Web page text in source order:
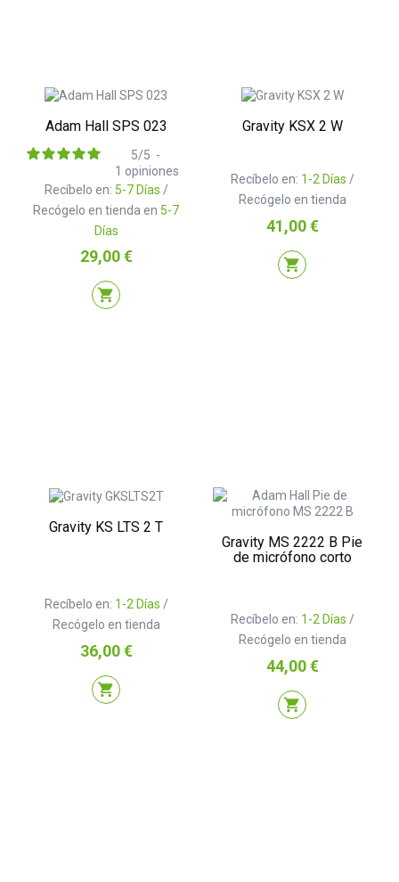
Adam Hall SPS 023
Recíbelo en: 5-7 Días /
Recógelo en tienda en 5-7
Días
5/5 -
1 opiniones
Precio
29,00 €
shopping_cart
Gravity KSX 2 W
Recíbelo en: 1-2 Días /
Recógelo en tienda
Precio
41,00 €
shopping_cart
Gravity KS LTS 2 T
Recíbelo en: 1-2 Días /
Recógelo en tienda
Precio
36,00 €
shopping_cart
Gravity MS 2222 B Pie
de micrófono corto
Recíbelo en: 1-2 Días /
Recógelo en tienda
Precio
44,00 €
shopping_cart